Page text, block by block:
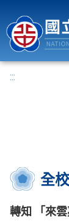
:::
全
轉知 「來